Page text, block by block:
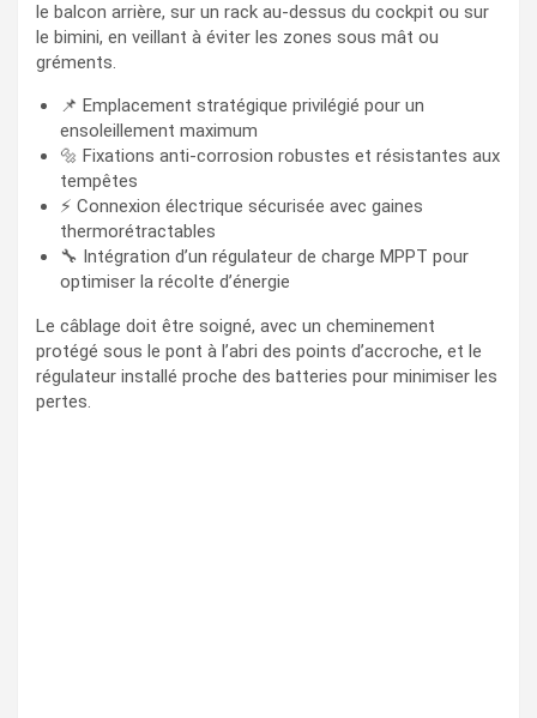
le balcon arrière, sur un rack au-dessus du cockpit ou sur
le bimini, en veillant à éviter les zones sous mât ou
gréments.
📌 Emplacement stratégique privilégié pour un
ensoleillement maximum
🔩 Fixations anti-corrosion robustes et résistantes aux
tempêtes
⚡ Connexion électrique sécurisée avec gaines
thermorétractables
🔧 Intégration d’un régulateur de charge MPPT pour
optimiser la récolte d’énergie
Le câblage doit être soigné, avec un cheminement
protégé sous le pont à l’abri des points d’accroche, et le
régulateur installé proche des batteries pour minimiser les
pertes.